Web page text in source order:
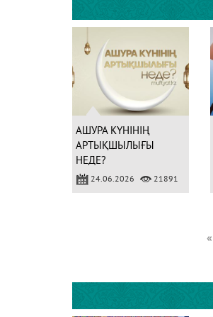
АШУРА КҮНІНІҢ
АРТЫҚШЫЛЫҒЫ
НЕДЕ?
24.06.2026 21891
«